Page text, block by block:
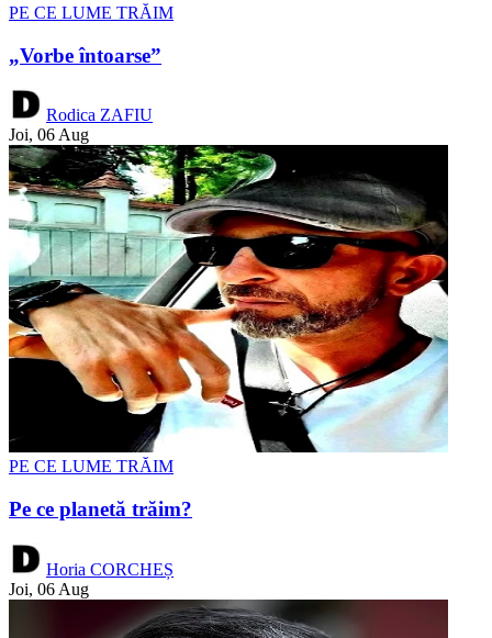
PE CE LUME TRĂIM
„Vorbe întoarse”
Rodica ZAFIU
Joi, 06 Aug
PE CE LUME TRĂIM
Pe ce planetă trăim?
Horia CORCHEȘ
Joi, 06 Aug